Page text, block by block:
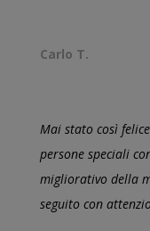
Carlo T.
Mai stato così
persone speciali
migliorativo della
seguito con